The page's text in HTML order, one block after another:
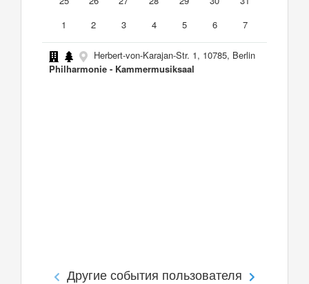
1
2 3 4 5 6 7
Herbert-von-Karajan-Str. 1, 10785, Berlin
Philharmonie - Kammermusiksaal
Другие события пользователя